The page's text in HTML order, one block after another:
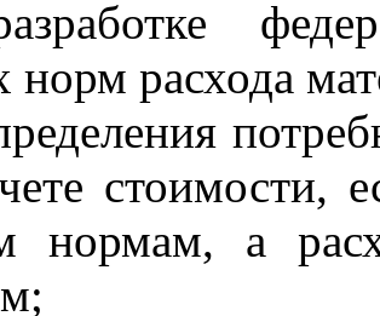
расхода
стоимости,
нормам, а